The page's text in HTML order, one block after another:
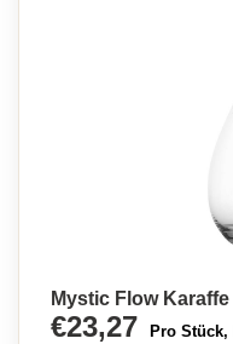
Mystic Flow Karaffe
€23,27 Pro